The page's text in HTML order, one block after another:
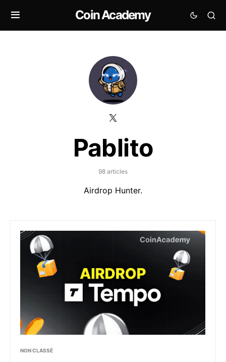
Coin Academy
Pablito
98 articles
Airdrop Hunter.
Airdrop crypto Tempo : comment y être éligible ?
NON CLASSÉ